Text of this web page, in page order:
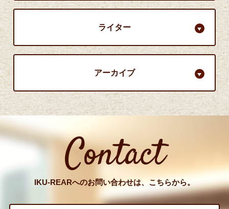
ライター
アーカイブ
Contact
IKU-REARへのお問い合わせは、こちらから。